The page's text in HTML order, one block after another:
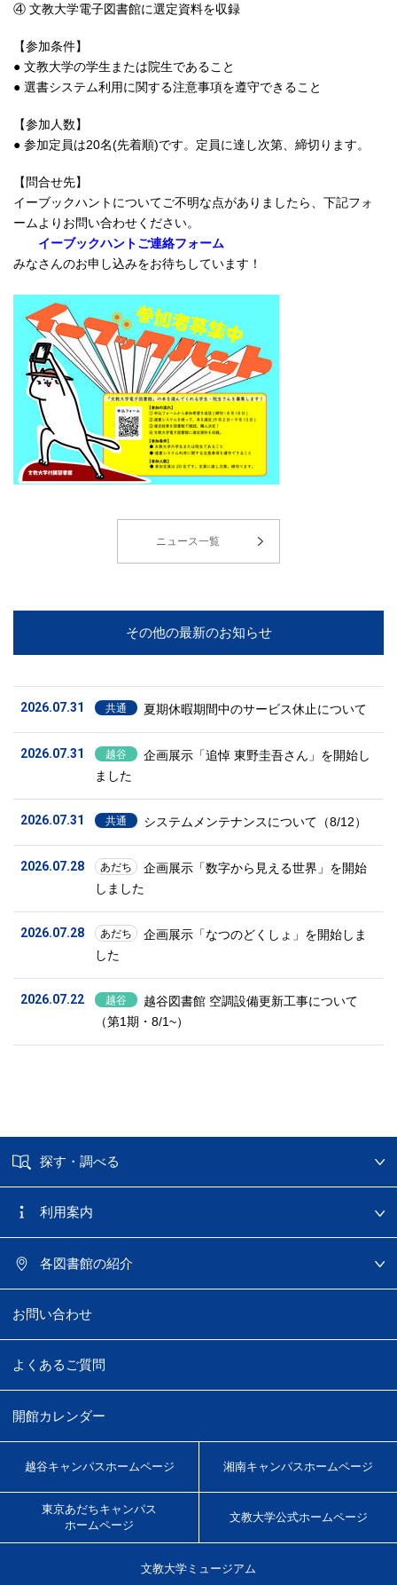
④ 文教大学電子図書館に選定資料を収録
【参加条件】
● 文教大学の学生または院生であること
● 選書システム利用に関する注意事項を遵守できること
【参加人数】
● 参加定員は20名(先着順)です。定員に達し次第、締切ります。
【問合せ先】
イーブックハントについてご不明な点がありましたら、下記フォ
ームよりお問い合わせください。
イーブックハントご連絡フォーム
みなさんのお申し込みをお待ちしています！
ニュース一覧
その他の最新のお知らせ
2026.07.31 共通 夏期休暇期間中のサービス休止について
2026.07.31 越谷
企画展示「追悼 東野圭吾さん」を開始し
ました
2026.07.31 共通 システムメンテナンスについて（8/12）
2026.07.28 あだち
企画展示「数字から見える世界」を開始
しました
2026.07.28 あだち
企画展示「なつのどくしょ」を開始しま
した
2026.07.22 越谷
越谷図書館 空調設備更新工事について
（第1期・8/1~）
探す・調べる
利用案内
各図書館の紹介
お問い合わせ
よくあるご質問
開館カレンダー
越谷キャンパスホームページ 湘南キャンパスホームページ
東京あだちキャンパス
ホームページ
文教大学公式ホームページ
文教大学 ミュージアム